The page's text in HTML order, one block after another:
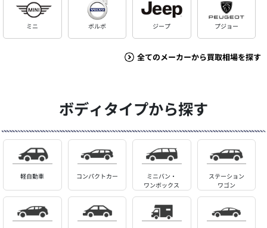
ミニ ボルボ ジープ プジョー
全てのメーカーから買取相場を探す
ボディタイプから探す
軽自動車 コンパクトカー
ミニバン・
ワンボックス
ステーション
ワゴン